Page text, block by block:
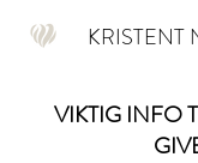
KRISTENT
VIKTIG INFO